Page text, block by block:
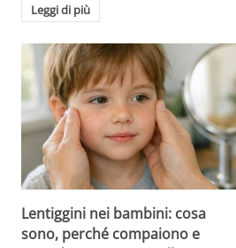
Leggi di più
Lentiggini nei bambini: cosa
sono, perché compaiono e